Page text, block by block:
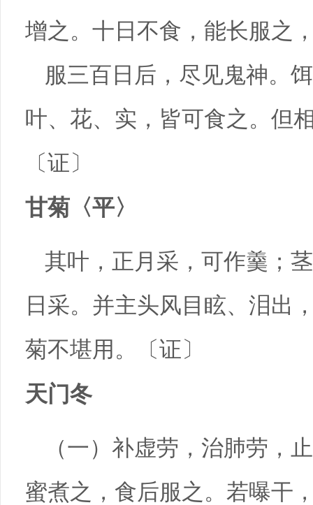
增之。十日不食，能长服之
服三百日后，尽见鬼神。
叶、花、实，皆可食之。但
〔证〕
甘菊〈平〉
其叶，正月采，可作羹；
日采。并主头风目眩、泪出
菊不堪用。〔证〕
天门冬
（一）补虚劳，治肺劳，
蜜煮之，食后服之。若曝干